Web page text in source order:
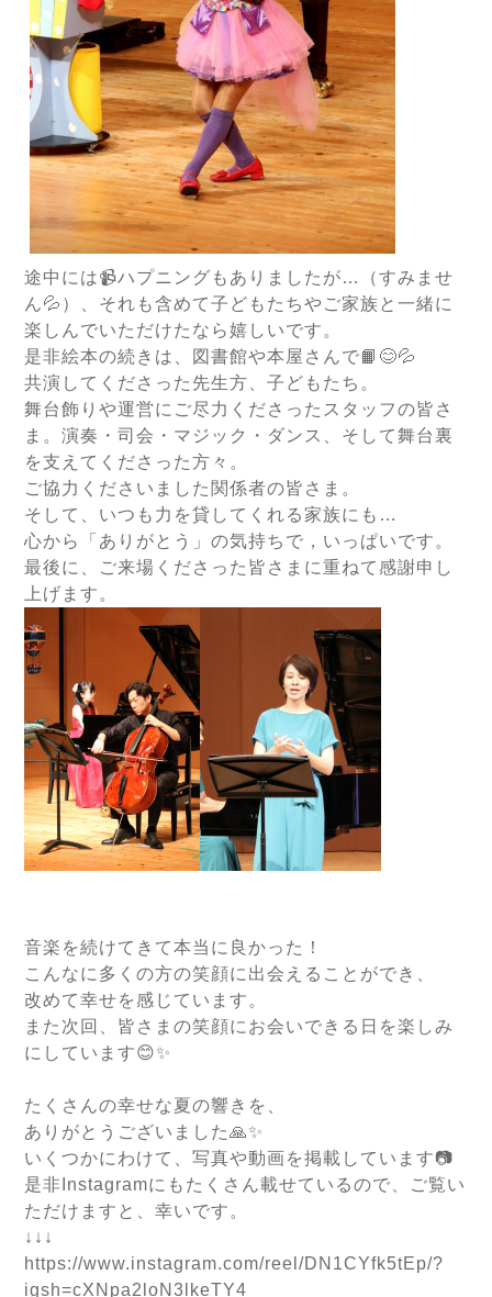
途中には📹ハプニングもありましたが…（すみませ
ん💦）、それも含めて子どもたちやご家族と一緒に
楽しんでいただけたなら嬉しいです。
是非絵本の続きは、図書館や本屋さんで📙😊💦
共演してくださった先生方、子どもたち。
舞台飾りや運営にご尽力くださったスタッフの皆さ
ま。演奏・司会・マジック・ダンス、そして舞台裏
を支えてくださった方々。
ご協力くださいました関係者の皆さま。
そして、いつも力を貸してくれる家族にも…
心から「ありがとう」の気持ちで，いっぱいです。
最後に、ご来場くださった皆さまに重ねて感謝申し
上げます。
音楽を続けてきて本当に良かった！
こんなに多くの方の笑顔に出会えることができ、
改めて幸せを感じています。
また次回、皆さまの笑顔にお会いできる日を楽しみ
にしています😊✨
たくさんの幸せな夏の響きを、
ありがとうございました🙏✨
いくつかにわけて、写真や動画を掲載しています📷
是非Instagramにもたくさん載せているので、ご覧い
ただけますと、幸いです。
↓↓↓
https://www.instagram.com/reel/DN1CYfk5tEp/?
igsh=cXNpa2loN3lkeTY4